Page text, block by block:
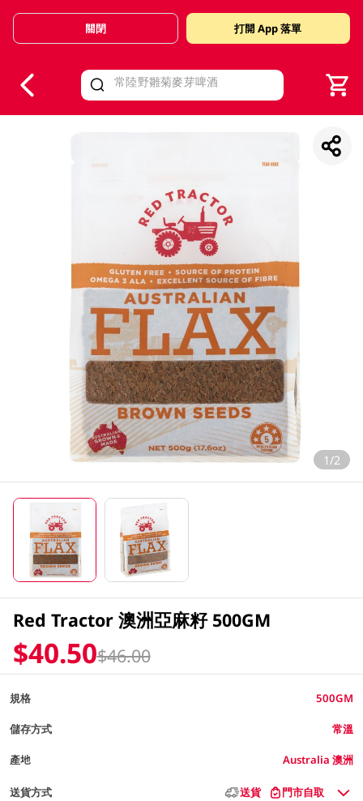
Valid Until 30 June 2026
關閉 打開 App 落單
1/2
Red Tractor 澳洲亞麻籽 500GM
$40.50$46.00
規格 500GM
儲存方式 常溫
產地 Australia 澳洲
送貨方式 送貨 門市自取